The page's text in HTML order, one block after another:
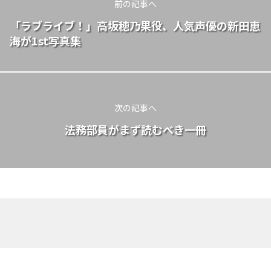
前の記事へ
「ラブライブ！」高坂穂乃果役、人気声優の新田恵
海が1st写真集
次の記事へ
法務部員がまず読むべき一冊